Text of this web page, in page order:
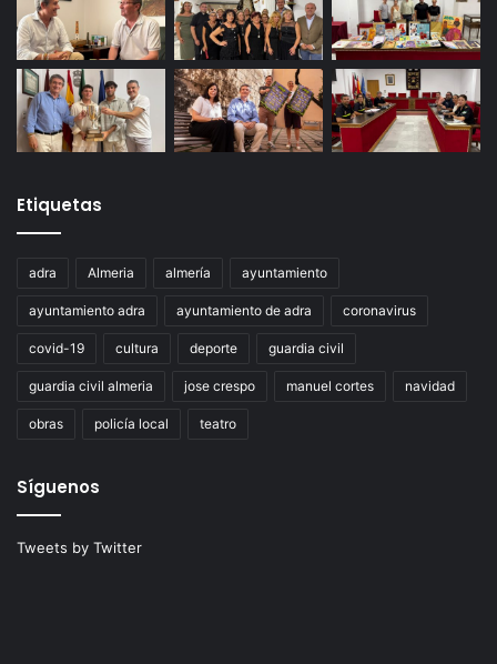
Etiquetas
adra Almeria almería ayuntamiento
ayuntamiento adra ayuntamiento de adra coronavirus
covid-19 cultura deporte guardia civil
guardia civil almeria jose crespo manuel cortes navidad
obras policía local teatro
Síguenos
Tweets by Twitter